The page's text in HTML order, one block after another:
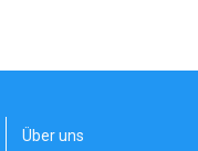
Über uns